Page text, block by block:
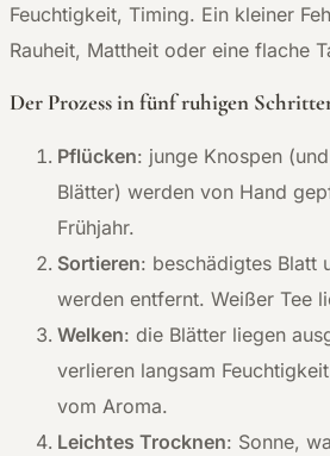
Feuchtigkeit, Timing. Ein kleiner
Rauheit, Mattheit oder eine flache
Der Prozess in fünf ruhigen
Pflücken: junge Knospen
Blätter) werden von Hand
Frühjahr.
Sortieren: beschädigtes Blatt
werden entfernt. Weißer Tee
Welken: die Blätter liegen
verlieren langsam
vom Aroma.
Leichtes Trocknen: Sonne,